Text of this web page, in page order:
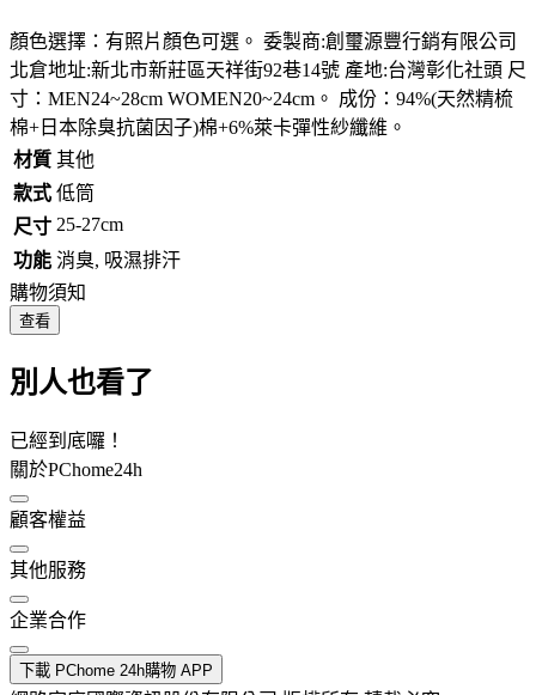
顏色選擇：有照片顏色可選。 委製商:創璽源豐行銷有限公司
北倉地址:新北市新莊區天祥街92巷14號 產地:台灣彰化社頭 尺
寸：MEN24~28cm WOMEN20~24cm。 成份：94%(天然精梳
棉+日本除臭抗菌因子)棉+6%萊卡彈性紗纖維。
材質 其他
款式 低筒
尺寸 25-27cm
功能 消臭, 吸濕排汗
購物須知
查看
別人也看了
已經到底囉！
關於PChome24h
顧客權益
其他服務
企業合作
下載 PChome 24h購物 APP